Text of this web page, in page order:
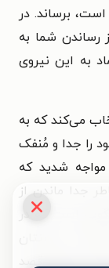
برساند. در
رساندن شما به
به این نیروی
می‌کند که به
را جدا و مُنفک
مواجه شدید که
جدا ماندن از
است که در
در ذهنتان